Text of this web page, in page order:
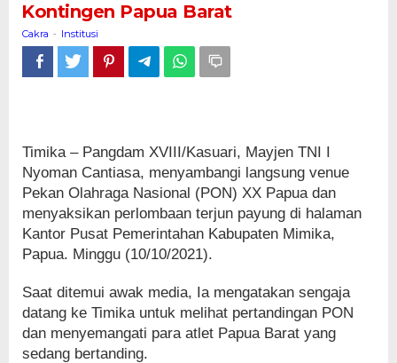
Semangat
Kontingen
Papua
Barat
Kontingen Papua Barat
Cakra - Institusi
Timika – Pangdam XVIII/Kasuari, Mayjen TNI I
Nyoman Cantiasa, menyambangi langsung venue
Pekan Olahraga Nasional (PON) XX Papua dan
menyaksikan perlombaan terjun payung di halaman
Kantor Pusat Pemerintahan Kabupaten Mimika,
Papua. Minggu (10/10/2021).
Saat ditemui awak media, Ia mengatakan sengaja
datang ke Timika untuk melihat pertandingan PON
dan menyemangati para atlet Papua Barat yang
sedang bertanding.